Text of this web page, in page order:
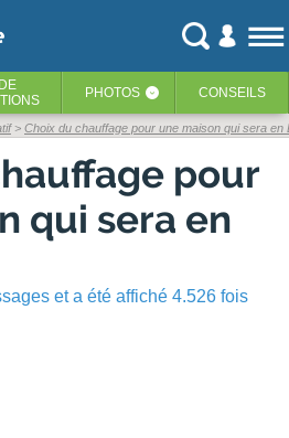
DE
PHOTOS ‹ CONSEILS
Choix du chauffage pour une maison qui sera en
pour
qui sera en
et a été affiché 4.526 fois